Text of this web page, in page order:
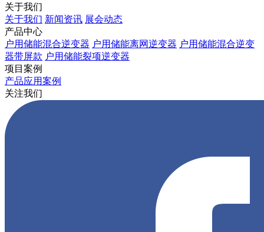
关于我们
关于我们 新闻资讯 展会动态
产品中心
户用储能混合逆变器 户用储能离网逆变器 户用储能混合逆变
器带屏款 户用储能裂项逆变器
项目案例
产品应用案例
关注我们